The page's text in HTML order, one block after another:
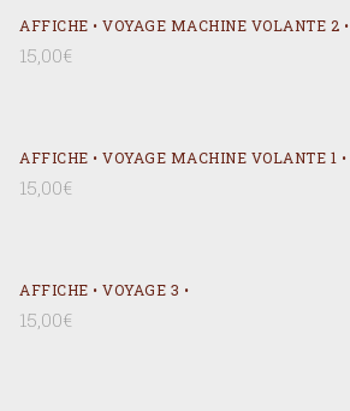
AFFICHE • VOYAGE MACHINE VOLANTE 2 •
15,00€
AFFICHE • VOYAGE MACHINE VOLANTE 1 •
15,00€
AFFICHE • VOYAGE 3 •
15,00€